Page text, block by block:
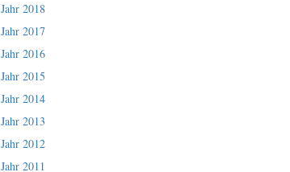
Jahr 2018
Jahr 2017
Jahr 2016
Jahr 2015
Jahr 2014
Jahr 2013
Jahr 2012
Jahr 2011